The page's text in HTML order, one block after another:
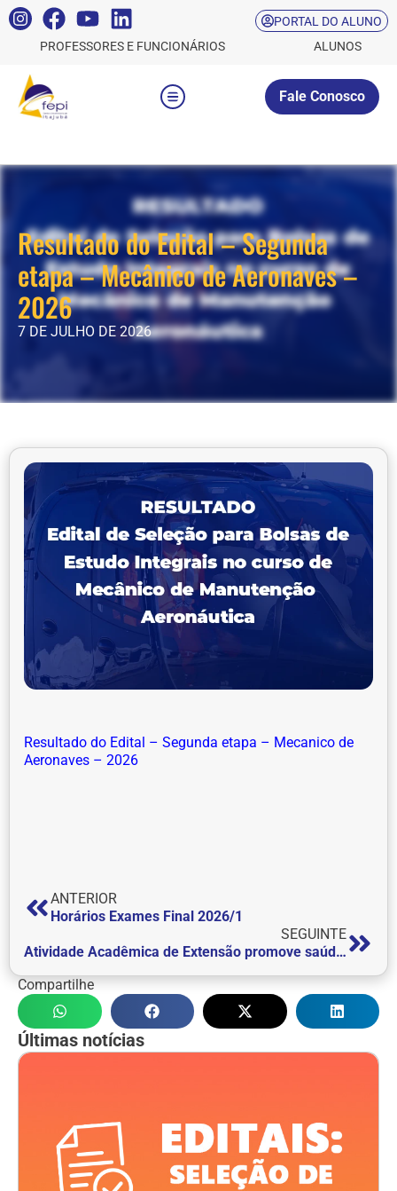
PORTAL DO ALUNO
PROFESSORES E FUNCIONÁRIOS
ALUNOS
Fale Conosco
Resultado do Edital – Segunda
etapa – Mecânico de Aeronaves –
2026
7 DE JULHO DE 2026
Resultado do Edital – Segunda etapa – Mecanico de
Aeronaves – 2026
ANTERIOR
Horários Exames Final 2026/1
SEGUINTE
Atividade Acadêmica de Extensão promove saúde e bem-estar aos colaboradores da FEPI
Compartilhe
Últimas notícias